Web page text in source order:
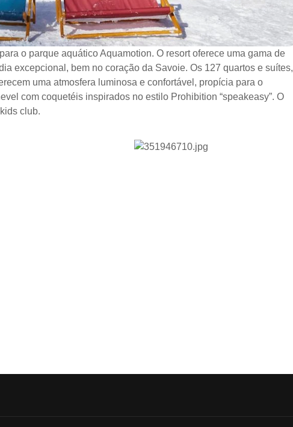
o parque aquático Aquamotion. O resort oferece uma gama de
excepcional, bem no coração da Savoie. Os 127 quartos e suítes,
uma atmosfera luminosa e confortável, propícia para o
com coquetéis inspirados no estilo Prohibition “speakeasy”. O
club.